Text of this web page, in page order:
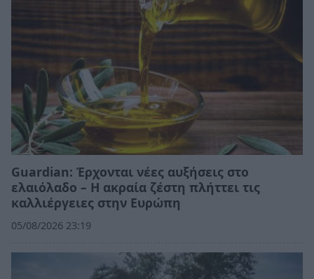
Guardian: Έρχονται νέες αυξήσεις στο
ελαιόλαδο – Η ακραία ζέστη πλήττει τις
καλλιέργειες στην Ευρώπη
05/08/2026 23:19